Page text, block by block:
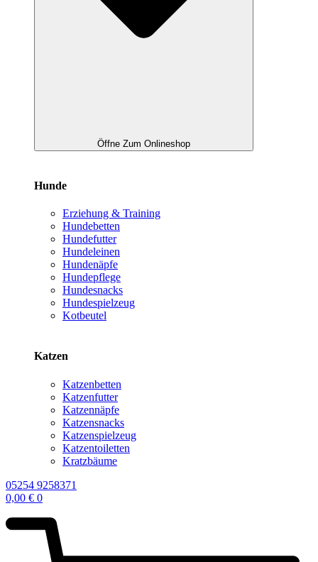
Öffne Zum Onlineshop
Hunde
Erziehung & Training
Hundebetten
Hundefutter
Hundeleinen
Hundenäpfe
Hundepflege
Hundesnacks
Hundespielzeug
Kotbeutel
Katzen
Katzenbetten
Katzenfutter
Katzennäpfe
Katzensnacks
Katzenspielzeug
Katzentoiletten
Kratzbäume
05254 9258371
0,00 € 0